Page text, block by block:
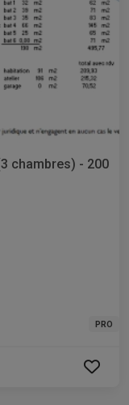
chambres) - 200
PRO